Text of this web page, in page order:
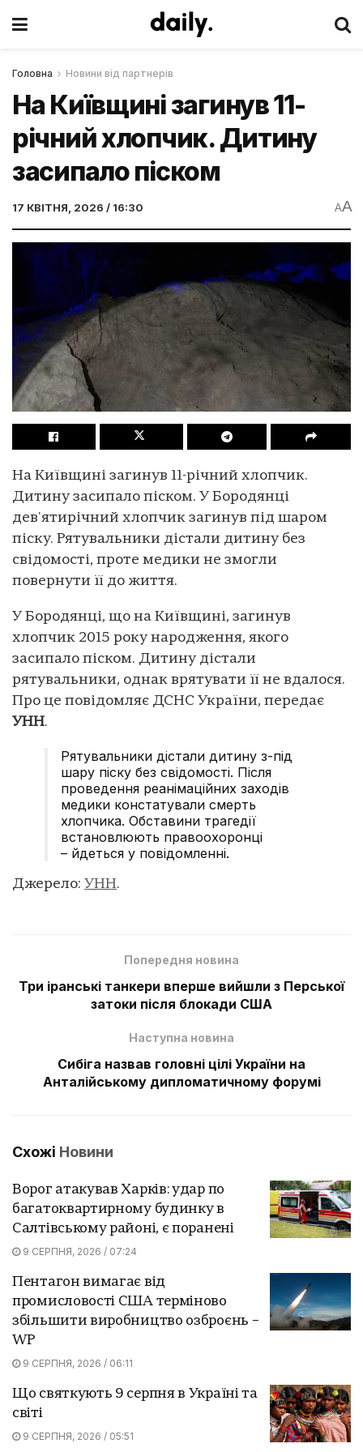
Головна Новини від партнерів
На Київщині загинув 11-
річний хлопчик. Дитину
засипало піском
17 КВІТНЯ, 2026 / 16:30 AA
На Київщині загинув 11-річний хлопчик.
Дитину засипало піском. У Бородянці
дев'ятирічний хлопчик загинув під шаром
піску. Рятувальники дістали дитину без
свідомості, проте медики не змогли
повернути її до життя.
У Бородянці, що на Київщині, загинув
хлопчик 2015 року народження, якого
засипало піском. Дитину дістали
рятувальники, однак врятувати її не вдалося.
Про це повідомляє ДСНС України, передає
УНН.
Рятувальники дістали дитину з-під
шару піску без свідомості. Після
проведення реанімаційних заходів
медики констатували смерть
хлопчика. Обставини трагедії
встановлюють правоохоронці
– йдеться у повідомленні.
Джерело: УНН.
Попередня новина
Три іранські танкери вперше вийшли з Перської
затоки після блокади США
Наступна новина
Сибіга назвав головні цілі України на
Анталійському дипломатичному форумі
Схожі Новини
Ворог атакував Харків: удар по
багатоквартирному будинку в
Салтівському районі, є поранені
9 СЕРПНЯ, 2026 / 07:24
Пентагон вимагає від
промисловості США терміново
збільшити виробництво озброєнь –
WP
9 СЕРПНЯ, 2026 / 06:11
Що святкують 9 серпня в Україні та
світі
9 СЕРПНЯ, 2026 / 05:51